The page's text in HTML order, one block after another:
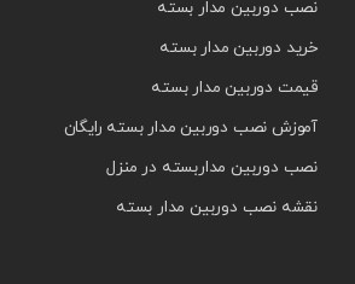
نصب دوربین مدار بسته
خرید دوربین مدار بسته
قیمت دوربین مدار بسته
آموزش نصب دوربین مدار بسته رایگان
نصب دوربین مداربسته در منزل
نقشه نصب دوربین مدار بسته